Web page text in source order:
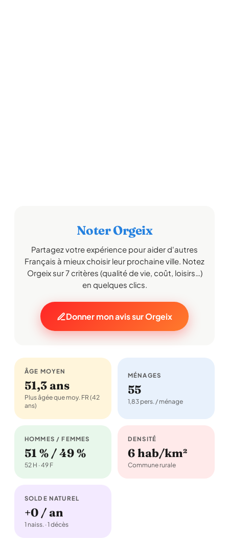
Noter Orgeix
Partagez votre expérience pour aider d'autres
Français à mieux choisir leur prochaine ville. Notez
Orgeix sur 7 critères (qualité de vie, coût, loisirs…)
en quelques clics.
Donner mon avis sur Orgeix
ÂGE MOYEN
51,3 ans
Plus âgée que moy. FR (42
ans)
MÉNAGES
55
1,83 pers. / ménage
HOMMES / FEMMES
51 % / 49 %
52 H · 49 F
DENSITÉ
6 hab/km²
Commune rurale
SOLDE NATUREL
+0 / an
1 naiss. · 1 décès